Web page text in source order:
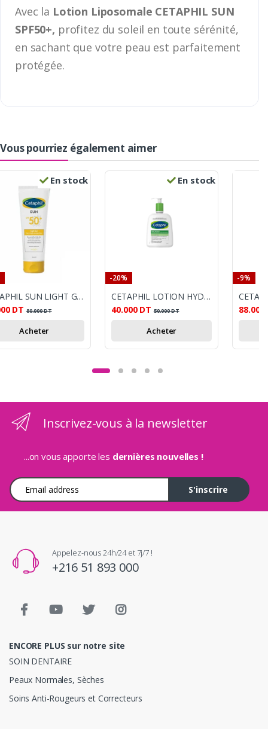
Avec la Lotion Liposomale CETAPHIL SUN
SPF50+, profitez du soleil en toute sérénité,
en sachant que votre peau est parfaitement
protégée.
Vous pourriez également aimer
En stock
CETAPHIL SUN LIGHT GEL SPF50+ 100ML
DT 80.000DT
Acheter
En stock
-20%
CETAPHIL LOTION HYDRATANTE 473ML
40.000 DT 50.000DT
Acheter
-9%
88.001
Inscrivez-vous à la newsletter
...on vous apporte les dernières nouvelles !
Adresse e-mail
S'inscrire
Appelez-nous 24h/24 et 7j/7 !
+216 51 893 000
ENCORE PLUS sur notre site
SOIN DENTAIRE
Peaux Normales, Sèches
Soins Anti-Rougeurs et Correcteurs